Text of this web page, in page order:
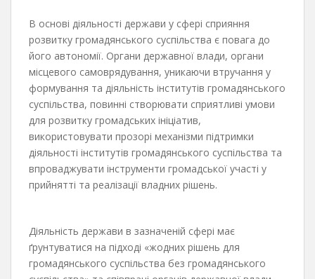
В основі діяльності держави у сфері сприяння
розвитку громадянського суспільства є повага до
його автономії. Органи державної влади, органи
місцевого самоврядування, уникаючи втручання у
формування та діяльність інститутів громадянського
суспільства, повинні створювати сприятливі умови
для розвитку громадських ініціатив,
використовувати прозорі механізми підтримки
діяльності інститутів громадянського суспільства та
впроваджувати інструменти громадської участі у
прийнятті та реалізації владних рішень.
Діяльність держави в зазначеній сфері має
ґрунтуватися на підході «жодних рішень для
громадянського суспільства без громадянського